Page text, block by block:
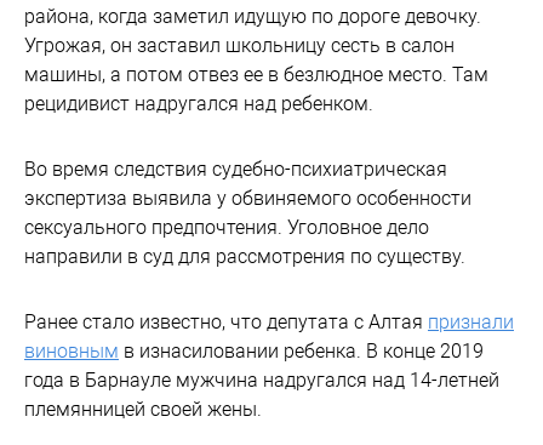
района, когда заметил идущую по дороге девочку.
Угрожая, он заставил школьницу сесть в салон
машины, а потом отвез ее в безлюдное место. Там
рецидивист надругался над ребенком.
Во время следствия судебно-психиатрическая
экспертиза выявила у обвиняемого особенности
сексуального предпочтения. Уголовное дело
направили в суд для рассмотрения по существу.
Ранее стало известно, что депутата с Алтая признали
виновным в изнасиловании ребенка. В конце 2019
года в Барнауле мужчина надругался над 14-летней
племянницей своей жены.